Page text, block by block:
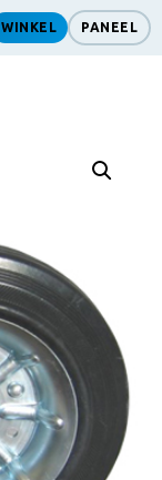
WINKEL PANEEL